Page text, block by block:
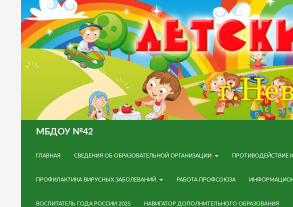
МБДОУ №42
ГЛАВНАЯ
СВЕДЕНИЯ ОБ ОБРАЗОВАТЕЛЬНОЙ ОРГАНИЗАЦИИ ПРОТИВОДЕЙСТВИЕ
ПРОФИЛАКТИКА ВИРУСНЫХ ЗАБОЛЕВАНИЙ РАБОТА ПРОФСОЮЗА
ВОСПИТАТЕЛЬ ГОДА РОССИИ 2025 НАВИГАТОР ДОПОЛНИТЕЛЬНОГО ОБРАЗОВАНИЯ